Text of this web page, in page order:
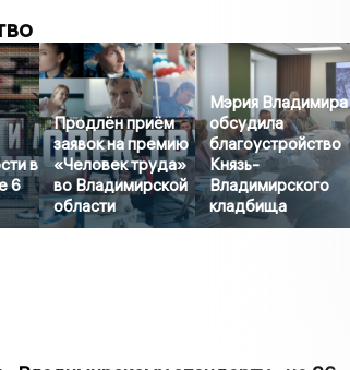
в
6
Продлён приём
заявок на премию
«Человек труда»
во Владимирской
области
Мэрия Владимира
обсудила
благоустройство
Князь-
Владимирского
кладбища